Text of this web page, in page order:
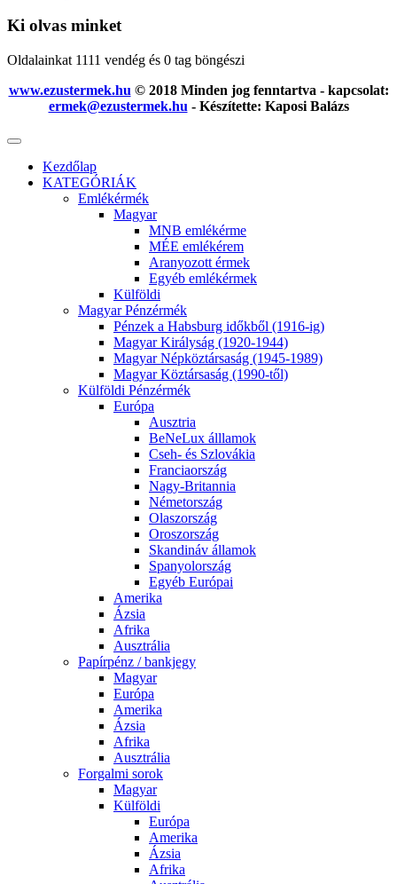
Ki olvas minket
Oldalainkat 1111 vendég és 0 tag böngészi
www.ezustermek.hu © 2018 Minden jog fenntartva - kapcsolat:
ermek@ezustermek.hu - Készítette: Kaposi Balázs
Kezdőlap
KATEGÓRIÁK
Emlékérmék
Magyar
MNB emlékérme
MÉE emlékérem
Aranyozott érmek
Egyéb emlékérmek
Külföldi
Magyar Pénzérmék
Pénzek a Habsburg időkből (1916-ig)
Magyar Királyság (1920-1944)
Magyar Népköztársaság (1945-1989)
Magyar Köztársaság (1990-től)
Külföldi Pénzérmék
Európa
Ausztria
BeNeLux álllamok
Cseh- és Szlovákia
Franciaország
Nagy-Britannia
Németország
Olaszország
Oroszország
Skandináv államok
Spanyolország
Egyéb Európai
Amerika
Ázsia
Afrika
Ausztrália
Papírpénz / bankjegy
Magyar
Európa
Amerika
Ázsia
Afrika
Ausztrália
Forgalmi sorok
Magyar
Külföldi
Európa
Amerika
Ázsia
Afrika